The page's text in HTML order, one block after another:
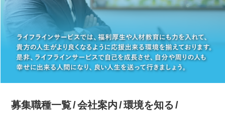
募集職種一覧 会社案内
環境を知る